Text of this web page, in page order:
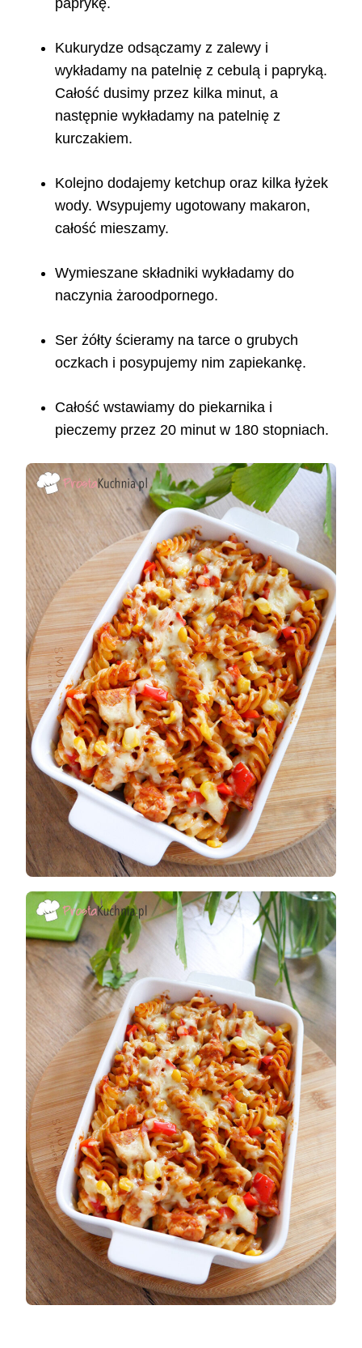
Kukurydze odsączamy z zalewy i
wykładamy na patelnię z cebulą i papryką.
Całość dusimy przez kilka minut, a
następnie wykładamy na patelnię z
kurczakiem.
Kolejno dodajemy ketchup oraz kilka łyżek
wody. Wsypujemy ugotowany makaron,
całość mieszamy.
Wymieszane składniki wykładamy do
naczynia żaroodpornego.
Ser żółty ścieramy na tarce o grubych
oczkach i posypujemy nim zapiekankę.
Całość wstawiamy do piekarnika i
pieczemy przez 20 minut w 180 stopniach.